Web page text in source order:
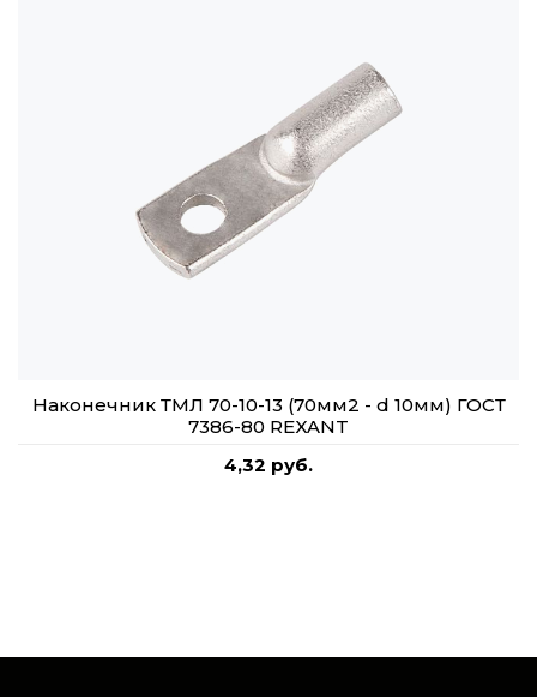
Наконечник ТМЛ 70-10-13 (70мм2 - d 10мм) ГОСТ
7386-80 REXANT
4,32 руб.